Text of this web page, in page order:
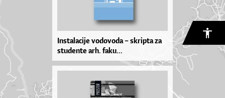
Instalacije vodovoda – skripta za
studente arh. faku...